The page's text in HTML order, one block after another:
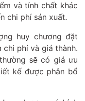
và tính chất khác
chi phí sản xuất.
huy chương đặt
phí và giá thành.
sẽ có giá ưu
kế được phân bổ